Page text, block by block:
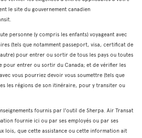
le site du gouvernement canadien
personne (y compris les enfants) voyageant avec
(tels que notamment passeport, visa, certificat de
pour entrer ou sortir de tous les pays ou toutes
entrer ou sortir du Canada; et de vérifier les
vous pourriez devoir vous soumettre (tels que
les régions de son itinéraire, pour y transiter ou
fournis par l'outil de Sherpa. Air Transat
fournie ici ou par ses employés ou par ses
lois, que cette assistance ou cette information ait